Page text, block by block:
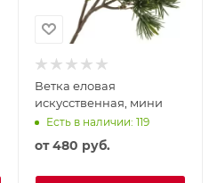
Ветка еловая
искусственная, мини
Есть в наличии: 119
от480 руб.